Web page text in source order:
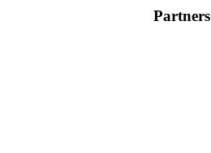
Partners